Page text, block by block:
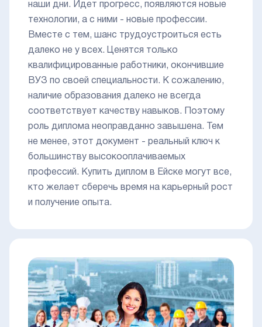
наши дни. Идет прогресс, появляются новые
технологии, а с ними - новые профессии.
Вместе с тем, шанс трудоустроиться есть
далеко не у всех. Ценятся только
квалифицированные работники, окончившие
ВУЗ по своей специальности. К сожалению,
наличие образования далеко не всегда
соответствует качеству навыков. Поэтому
роль диплома неоправданно завышена. Тем
не менее, этот документ - реальный ключ к
большинству высокооплачиваемых
профессий. Купить диплом в Ейске могут все,
кто желает сберечь время на карьерный рост
и получение опыта.